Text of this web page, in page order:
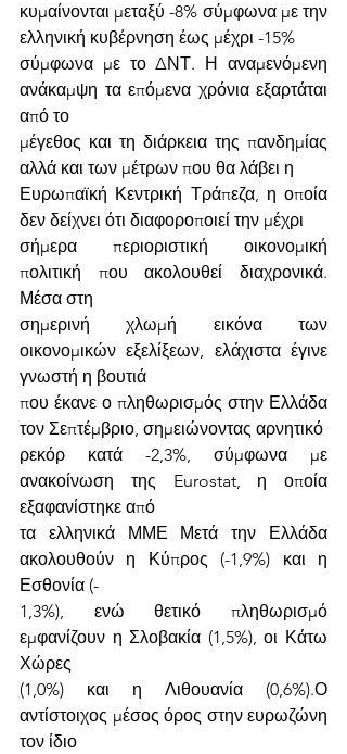
κυμαίνονται μεταξύ -8% σύμφωνα με την
ελληνική κυβέρνηση έως μέχρι -15%
σύμφωνα με το ΔΝΤ. Η αναμενόμενη
ανάκαμψη τα επόμενα χρόνια εξαρτάται
από το
μέγεθος και τη διάρκεια της πανδημίας
αλλά και των μέτρων που θα λάβει η
Ευρωπαϊκή Κεντρική Τράπεζα, η οποία
δεν δείχνει ότι διαφοροποιεί την μέχρι
σήμερα περιοριστική οικονομική
πολιτική που ακολουθεί διαχρονικά.
Μέσα στη
σημερινή χλωμή εικόνα των
οικονομικών εξελίξεων, ελάχιστα έγινε
γνωστή η βουτιά
που έκανε ο πληθωρισμός στην Ελλάδα
τον Σεπτέμβριο, σημειώνοντας αρνητικό
ρεκόρ κατά -2,3%, σύμφωνα με
ανακοίνωση της Eurostat, η οποία
εξαφανίστηκε από
τα ελληνικά ΜΜΕ Μετά την Ελλάδα
ακολουθούν η Κύπρος (-1,9%) και η
Εσθονία (-
1,3%), ενώ θετικό πληθωρισμό
εμφανίζουν η Σλοβακία (1,5%), οι Κάτω
Χώρες
(1,0%) και η Λιθουανία (0,6%).Ο
αντίστοιχος μέσος όρος στην ευρωζώνη
τον ίδιο